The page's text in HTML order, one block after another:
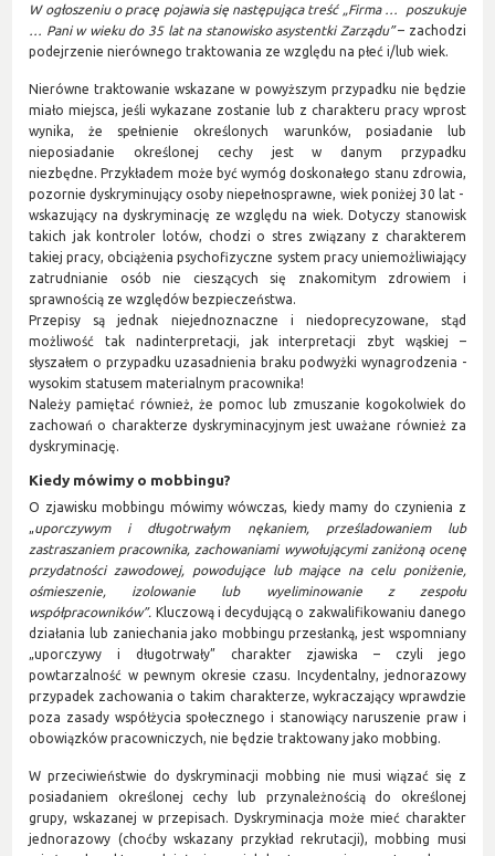
W ogłoszeniu o pracę pojawia się następująca treść „Firma … poszukuje
… Pani w wieku do 35 lat na stanowisko asystentki Zarządu”– zachodzi
podejrzenie nierównego traktowania ze względu na płeć i/lub wiek.
Nierówne traktowanie wskazane w powyższym przypadku nie będzie
miało miejsca, jeśli wykazane zostanie lub z charakteru pracy wprost
wynika, że spełnienie określonych warunków, posiadanie lub
nieposiadanie określonej cechy jest w danym przypadku
niezbędne. Przykładem może być wymóg doskonałego stanu zdrowia,
pozornie dyskryminujący osoby niepełnosprawne, wiek poniżej 30 lat -
wskazujący na dyskryminację ze względu na wiek. Dotyczy stanowisk
takich jak kontroler lotów, chodzi o stres związany z charakterem
takiej pracy, obciążenia psychofizyczne system pracy uniemożliwiający
zatrudnianie osób nie cieszących się znakomitym zdrowiem i
sprawnością ze względów bezpieczeństwa.
Przepisy są jednak niejednoznaczne i niedoprecyzowane, stąd
możliwość tak nadinterpretacji, jak interpretacji zbyt wąskiej –
słyszałem o przypadku uzasadnienia braku podwyżki wynagrodzenia -
wysokim statusem materialnym pracownika!
Należy pamiętać również, że pomoc lub zmuszanie kogokolwiek do
zachowań o charakterze dyskryminacyjnym jest uważane również za
dyskryminację.
Kiedy mówimy o mobbingu?
O zjawisku mobbingu mówimy wówczas, kiedy mamy do czynienia z
„uporczywym i długotrwałym nękaniem, prześladowaniem lub
zastraszaniem pracownika, zachowaniami wywołującymi zaniżoną ocenę
przydatności zawodowej, powodujące lub mające na celu poniżenie,
ośmieszenie, izolowanie lub wyeliminowanie z zespołu
współpracowników”. Kluczową i decydującą o zakwalifikowaniu danego
działania lub zaniechania jako mobbingu przesłanką, jest wspomniany
„uporczywy i długotrwały” charakter zjawiska – czyli jego
powtarzalność w pewnym okresie czasu. Incydentalny, jednorazowy
przypadek zachowania o takim charakterze, wykraczający wprawdzie
poza zasady współżycia społecznego i stanowiący naruszenie praw i
obowiązków pracowniczych, nie będzie traktowany jako mobbing.
W przeciwieństwie do dyskryminacji mobbing nie musi wiązać się z
posiadaniem określonej cechy lub przynależnością do określonej
grupy, wskazanej w przepisach. Dyskryminacja może mieć charakter
jednorazowy (choćby wskazany przykład rekrutacji), mobbing musi